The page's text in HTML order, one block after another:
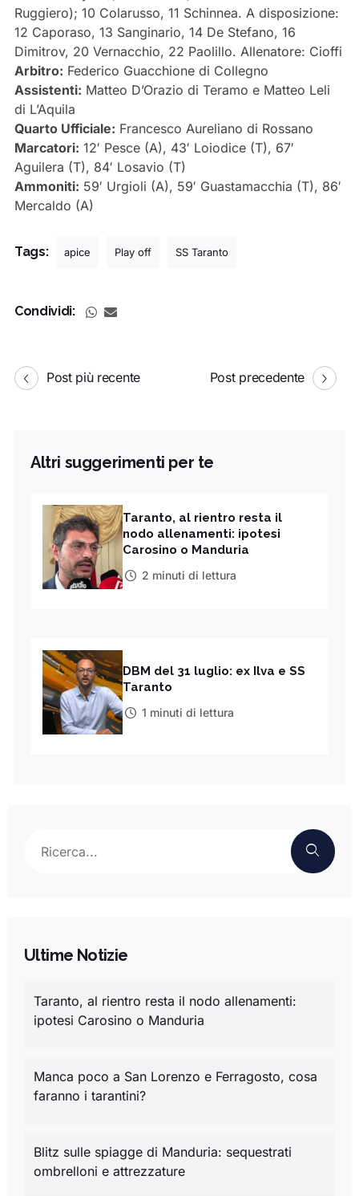
Ruggiero); 10 Colarusso, 11 Schinnea. A disposizione:
12 Caporaso, 13 Sanginario, 14 De Stefano, 16
Dimitrov, 20 Vernacchio, 22 Paolillo. Allenatore: Cioffi
Arbitro: Federico Guacchione di Collegno
Assistenti: Matteo D’Orazio di Teramo e Matteo Leli
di L’Aquila
Quarto Ufficiale: Francesco Aureliano di Rossano
Marcatori: 12′ Pesce (A), 43′ Loiodice (T), 67′
Aguilera (T), 84′ Losavio (T)
Ammoniti: 59′ Urgioli (A), 59′ Guastamacchia (T), 86′
Mercaldo (A)
Tags: apice Play off SS Taranto
Condividi:
Post più recente Post precedente
Altri suggerimenti per te
Taranto, al rientro resta il
nodo allenamenti: ipotesi
Carosino o Manduria
2 minuti di lettura
DBM del 31 luglio: ex Ilva e SS
Taranto
1 minuti di lettura
Ultime Notizie
Taranto, al rientro resta il nodo allenamenti:
ipotesi Carosino o Manduria
Manca poco a San Lorenzo e Ferragosto, cosa
faranno i tarantini?
Blitz sulle spiagge di Manduria: sequestrati
ombrelloni e attrezzature